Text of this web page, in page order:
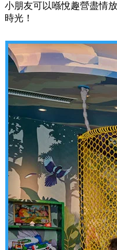
小朋友可以喺悅趣營盡情
時光！